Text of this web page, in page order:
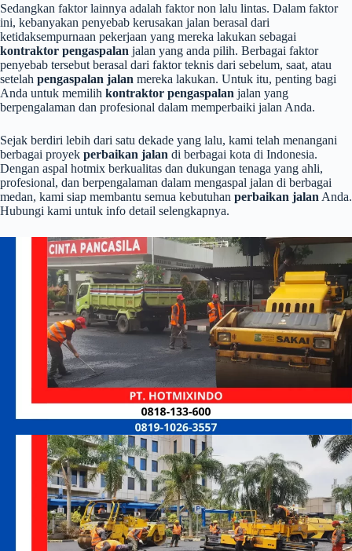
Sedangkan faktor lainnya adalah faktor non lalu lintas. Dalam faktor
ini, kebanyakan penyebab kerusakan jalan berasal dari
ketidaksempurnaan pekerjaan yang mereka lakukan sebagai
kontraktor pengaspalan jalan yang anda pilih. Berbagai faktor
penyebab tersebut berasal dari faktor teknis dari sebelum, saat, atau
setelah pengaspalan jalan mereka lakukan. Untuk itu, penting bagi
Anda untuk memilih kontraktor pengaspalan jalan yang
berpengalaman dan profesional dalam memperbaiki jalan Anda.
Sejak berdiri lebih dari satu dekade yang lalu, kami telah menangani
berbagai proyek perbaikan jalan di berbagai kota di Indonesia.
Dengan aspal hotmix berkualitas dan dukungan tenaga yang ahli,
profesional, dan berpengalaman dalam mengaspal jalan di berbagai
medan, kami siap membantu semua kebutuhan perbaikan jalan Anda.
Hubungi kami untuk info detail selengkapnya.